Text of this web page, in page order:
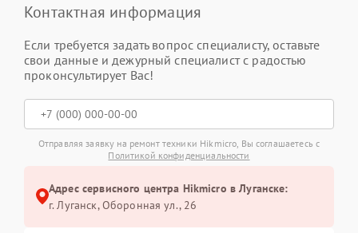
Контактная информация
Если требуется задать вопрос специалисту, оставьте
свои данные и дежурный специалист с радостью
проконсультирует Вас!
Отправляя заявку на ремонт техники Hikmicro, Вы соглашаетесь с
Политикой конфиденциальности
Адрес сервисного центра Hikmicro в Луганске:
г. Луганск, Оборонная ул., 26